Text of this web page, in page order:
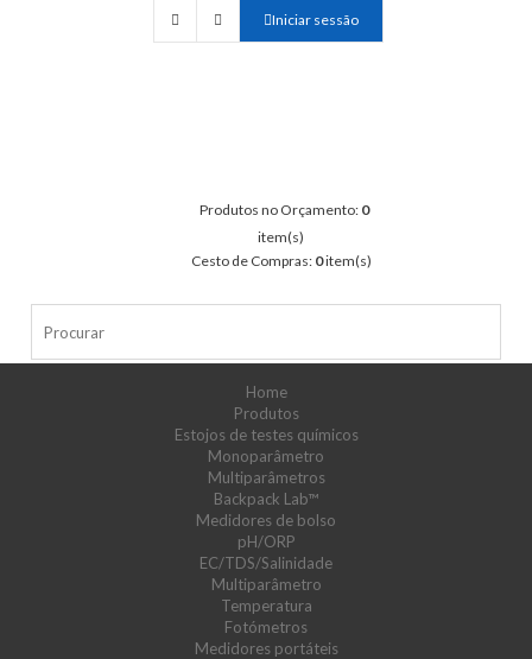
Iniciar sessão
Produtos no Orçamento: 0
item(s)
Cesto de Compras: 0item(s)
Home
Produtos
Estojos de testes químicos
Monoparâmetro
Multiparâmetros
Backpack Lab™
Medidores de bolso
pH/ORP
EC/TDS/Salinidade
Multiparâmetro
Temperatura
Fotómetros
Medidores portáteis